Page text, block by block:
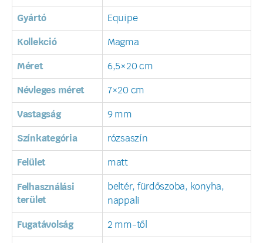
Gyártó Equipe
Kollekció Magma
Méret 6,5×20 cm
Névleges méret 7×20 cm
Vastagság 9 mm
Színkategória rózsaszín
Felület matt
Felhasználási
terület
beltér, fürdőszoba, konyha,
nappali
Fugatávolság 2 mm-től